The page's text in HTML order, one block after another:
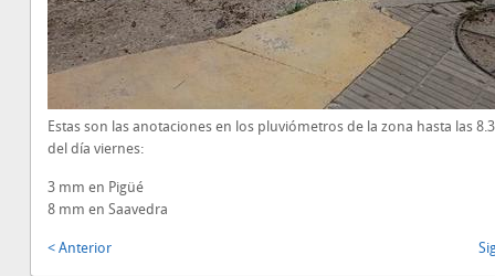
Estas son las anotaciones en los pluviómetros de la zona hasta las
del día viernes:
3 mm en Pigüé
8 mm en Saavedra
< Anterior